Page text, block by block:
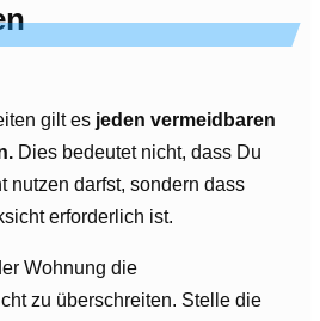
gilt es jeden vermeidbaren
Dies bedeutet nicht, dass Du
nutzen darfst, sondern dass
erforderlich ist.
Wohnung die
zu überschreiten. Stelle die